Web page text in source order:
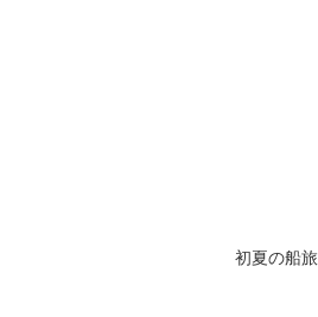
初夏の船旅